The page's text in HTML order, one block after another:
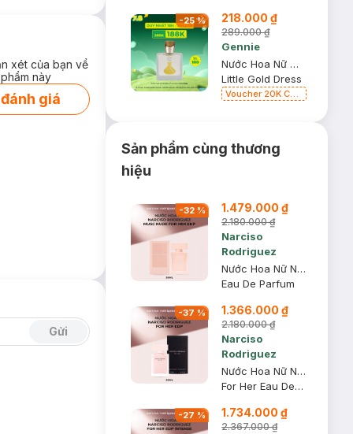
xét của bạn về
này
giá
Gửi
-25% 218.000 ₫
289.000 ₫
Gennie
Nước Hoa Nữ Gennie Little Gold Dress 50ml
Little Gold Dress
Voucher 20K Cho
Gennie, Parision
(SL có hạn)
Sản phẩm cùng thương
hiệu
-32 % 1.479.000 ₫
2.180.000 ₫
Narciso
Rodriguez
Nước Hoa Nữ Narciso Rodriguez Musc Nude For Her EDP 30ml
Eau De Parfum
-37 % 1.366.000 ₫
2.180.000 ₫
Narciso
Rodriguez
Nước Hoa Nữ Narciso Rodriguez For Her EDP 30ml
For Her Eau De Parfum
-27 % 1.734.000 ₫
2.367.000 ₫